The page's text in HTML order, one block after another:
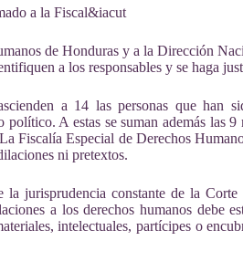
a la Fiscal&iacut
de Honduras y a la Dirección
a los responsables y se haga
a 14 las personas que han
A estas se suman además las
Fiscalía Especial de Derechos
ni pretextos.
la jurisprudencia constante de la
a los derechos humanos debe
intelectuales, partícipes o